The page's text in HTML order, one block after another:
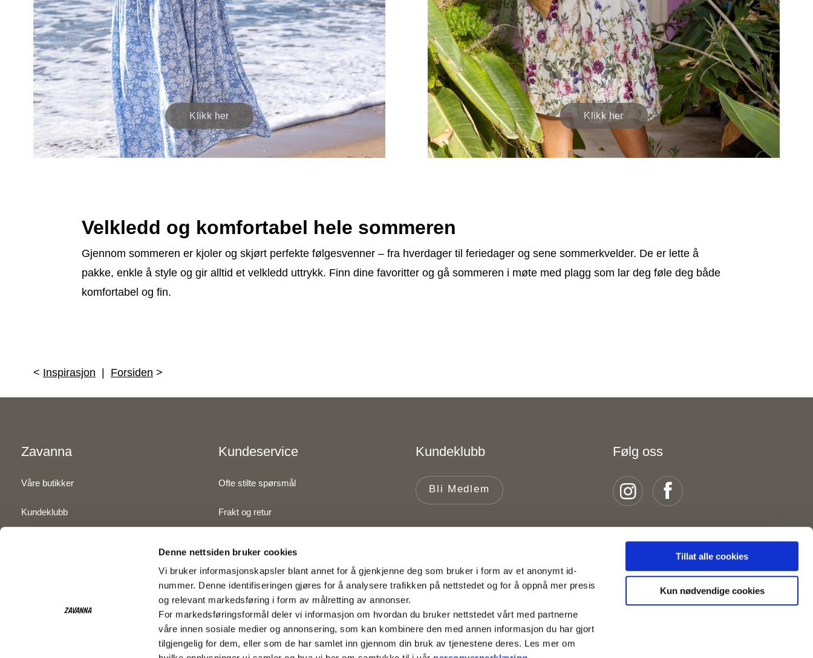
Denne nettsiden bruker cookies
Vi bruker informasjonskapsler blant annet for å gjenkjenne deg som bruker i form av et anonymt id-
nummer. Denne identifiseringen gjøres for å analysere trafikken på nettstedet og for å oppnå mer presis
og relevant markedsføring i form av målretting av annonser.
For markedsføringsformål deler vi informasjon om hvordan du bruker nettstedet vårt med partnerne
våre innen sosiale medier og annonsering, som kan kombinere den med annen informasjon du har gjort
tilgjengelig for dem, eller som de har samlet inn gjennom din bruk av tjenestene deres. Les mer om
Tillat alle cookies
Kun nødvendige cookies
Velkledd og komfortabel hele sommeren
Gjennom sommeren er kjoler og skjørt perfekte følgesvenner – fra hverdager til feriedager og sene sommerkvelder. De er lette å
pakke, enkle å style og gir alltid et velkledd uttrykk. Finn dine favoritter og gå sommeren i møte med plagg som lar deg føle deg både
komfortabel og fin.
< Inspirasjon Forsiden >
Zavanna
Våre butikker
Kundeklubb
Kundeservice
Ofte stilte spørsmål
Frakt og retur
Kjøpsbetingelser
Kontakt oss
Kundeklubb
Bli Medlem
Følg oss